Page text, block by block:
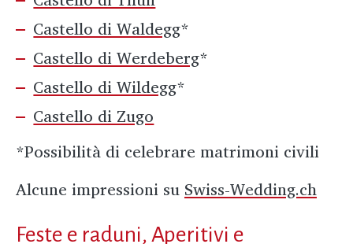
Castello di Waldegg*
Castello di Werdeberg*
Castello di Wildegg*
Castello di Zugo
*Possibilità di celebrare matrimoni civili
Alcune impressioni su Swiss-Wedding.ch
Feste e raduni, Aperitivi e